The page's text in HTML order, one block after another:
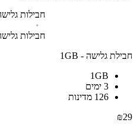
חבילות
•
חבילות
חבילת גלישה - 1GB
1GB
3 ימים
126 מדינות
₪29